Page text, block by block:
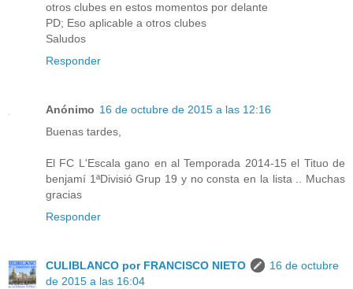
otros clubes en estos momentos por delante
PD; Eso aplicable a otros clubes
Saludos
Responder
Anónimo 16 de octubre de 2015 a las 12:16
Buenas tardes,
El FC L'Escala gano en al Temporada 2014-15 el Tituo de
benjamí 1ªDivisió Grup 19 y no consta en la lista .. Muchas
gracias
Responder
CULIBLANCO por FRANCISCO NIETO
16 de octubre
de 2015 a las 16:04